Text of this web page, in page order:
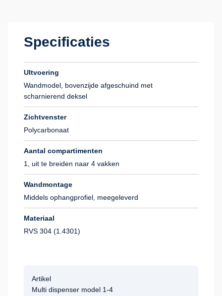
Specificaties
UItvoering
Wandmodel, bovenzijde afgeschuind met
scharnierend deksel
Zichtvenster
Polycarbonaat
Aantal compartimenten
1, uit te breiden naar 4 vakken
Wandmontage
Middels ophangprofiel, meegeleverd
Materiaal
RVS 304 (1.4301)
Artikel
Multi dispenser model 1-4